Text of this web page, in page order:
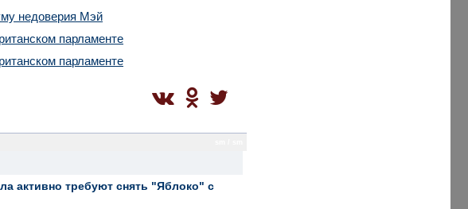
недоверия Мэй
парламенте
парламенте
активно требуют снять "Яблоко" с